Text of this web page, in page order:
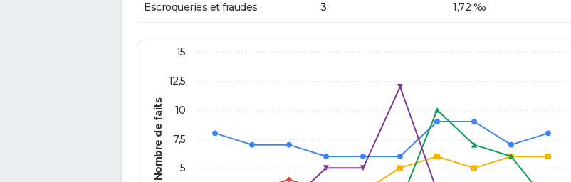
Escroqueries et fraudes 3 1,72 ‰
Nombre de faits 5
7,5
10
12,5
15